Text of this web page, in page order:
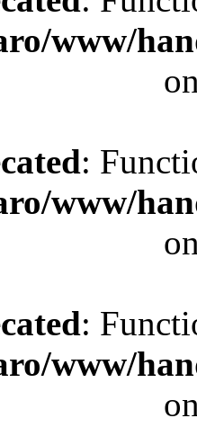
www/
:
www/
:
www/